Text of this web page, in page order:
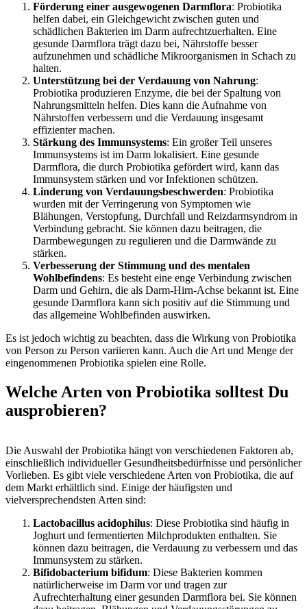
Förderung einer ausgewogenen Darmflora: Probiotika
helfen dabei, ein Gleichgewicht zwischen guten und
schädlichen Bakterien im Darm aufrechtzuerhalten. Eine
gesunde Darmflora trägt dazu bei, Nährstoffe besser
aufzunehmen und schädliche Mikroorganismen in Schach zu
halten.
Unterstützung bei der Verdauung von Nahrung:
Probiotika produzieren Enzyme, die bei der Spaltung von
Nahrungsmitteln helfen. Dies kann die Aufnahme von
Nährstoffen verbessern und die Verdauung insgesamt
effizienter machen.
Stärkung des Immunsystems: Ein großer Teil unseres
Immunsystems ist im Darm lokalisiert. Eine gesunde
Darmflora, die durch Probiotika gefördert wird, kann das
Immunsystem stärken und vor Infektionen schützen.
Linderung von Verdauungsbeschwerden: Probiotika
wurden mit der Verringerung von Symptomen wie
Blähungen, Verstopfung, Durchfall und Reizdarmsyndrom in
Verbindung gebracht. Sie können dazu beitragen, die
Darmbewegungen zu regulieren und die Darmwände zu
stärken.
Verbesserung der Stimmung und des mentalen
Wohlbefindens: Es besteht eine enge Verbindung zwischen
Darm und Gehirn, die als Darm-Hirn-Achse bekannt ist. Eine
gesunde Darmflora kann sich positiv auf die Stimmung und
das allgemeine Wohlbefinden auswirken.
Es ist jedoch wichtig zu beachten, dass die Wirkung von Probiotika
von Person zu Person variieren kann. Auch die Art und Menge der
eingenommenen Probiotika spielen eine Rolle.
Welche Arten von Probiotika solltest Du
ausprobieren?
Die Auswahl der Probiotika hängt von verschiedenen Faktoren ab,
einschließlich individueller Gesundheitsbedürfnisse und persönlicher
Vorlieben. Es gibt viele verschiedene Arten von Probiotika, die auf
dem Markt erhältlich sind. Einige der häufigsten und
vielversprechendsten Arten sind:
Lactobacillus acidophilus: Diese Probiotika sind häufig in
Joghurt und fermentierten Milchprodukten enthalten. Sie
können dazu beitragen, die Verdauung zu verbessern und das
Immunsystem zu stärken.
Bifidobacterium bifidum: Diese Bakterien kommen
natürlicherweise im Darm vor und tragen zur
Aufrechterhaltung einer gesunden Darmflora bei. Sie können